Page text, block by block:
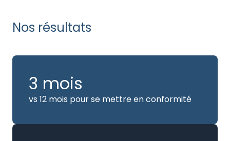
Nos résultats
3 mois
vs 12 mois pour se mettre en conformité